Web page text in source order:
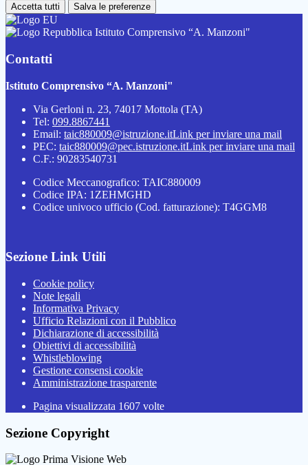
Accetta tutti Salva le preferenze
Istituto Comprensivo “A. Manzoni"
Contatti
Istituto Comprensivo “A. Manzoni"
Via Gerloni n. 23, 74017 Mottola (TA)
Tel: 099.8867441
Email: taic880009@istruzione.itLink per inviare una mail
PEC: taic880009@pec.istruzione.itLink per inviare una mail
C.F.: 90283540731
Codice Meccanografico: TAIC880009
Codice IPA: 1ZEHMGHD
Codice univoco ufficio (Cod. fatturazione): T4GGM8
Sezione Link Utili
Cookie policy
Note legali
Informativa Privacy
Ufficio Relazioni con il Pubblico
Dichiarazione di accessibilità
Obiettivi di accessibilità
Whistleblowing
Gestione consensi cookie
Amministrazione trasparente
Pagina visualizzata 1607 volte
Sezione Copyright